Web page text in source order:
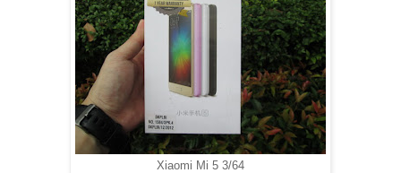
Xiaomi Mi 5 3/64